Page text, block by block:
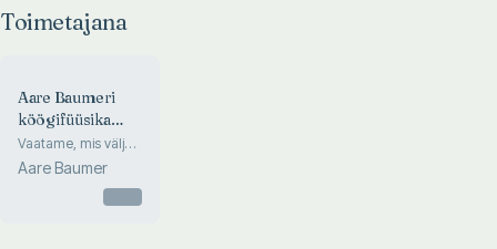
Toimetajana
Aare Baumeri
köögifüüsika
katsed
Vaatame, mis välja
tuleb!
Aare Baumer